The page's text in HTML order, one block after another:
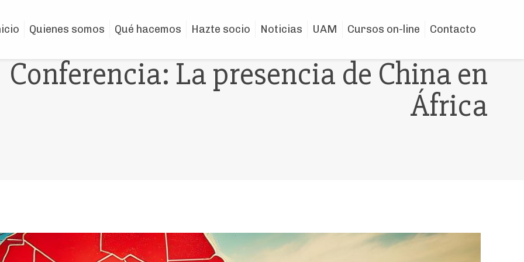
Quienes somos Qué hacemos Hazte socio Noticias UAM Cursos on-line Contacto
Conferencia: La presencia de China en
África